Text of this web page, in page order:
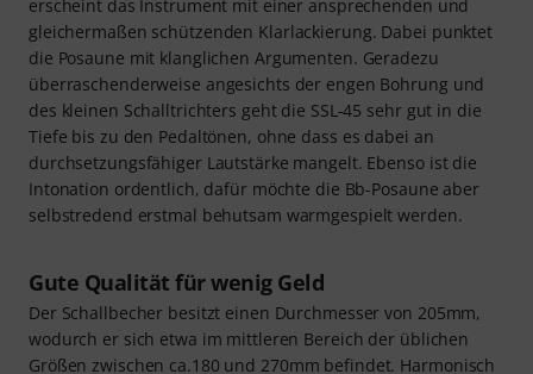
erscheint das Instrument mit einer ansprechenden und
gleichermaßen schützenden Klarlackierung. Dabei punktet
die Posaune mit klanglichen Argumenten. Geradezu
überraschenderweise angesichts der engen Bohrung und
des kleinen Schalltrichters geht die SSL-45 sehr gut in die
Tiefe bis zu den Pedaltönen, ohne dass es dabei an
durchsetzungsfähiger Lautstärke mangelt. Ebenso ist die
Intonation ordentlich, dafür möchte die Bb-Posaune aber
selbstredend erstmal behutsam warmgespielt werden.
Gute Qualität für wenig Geld
Der Schallbecher besitzt einen Durchmesser von 205mm,
wodurch er sich etwa im mittleren Bereich der üblichen
Größen zwischen ca.180 und 270mm befindet. Harmonisch